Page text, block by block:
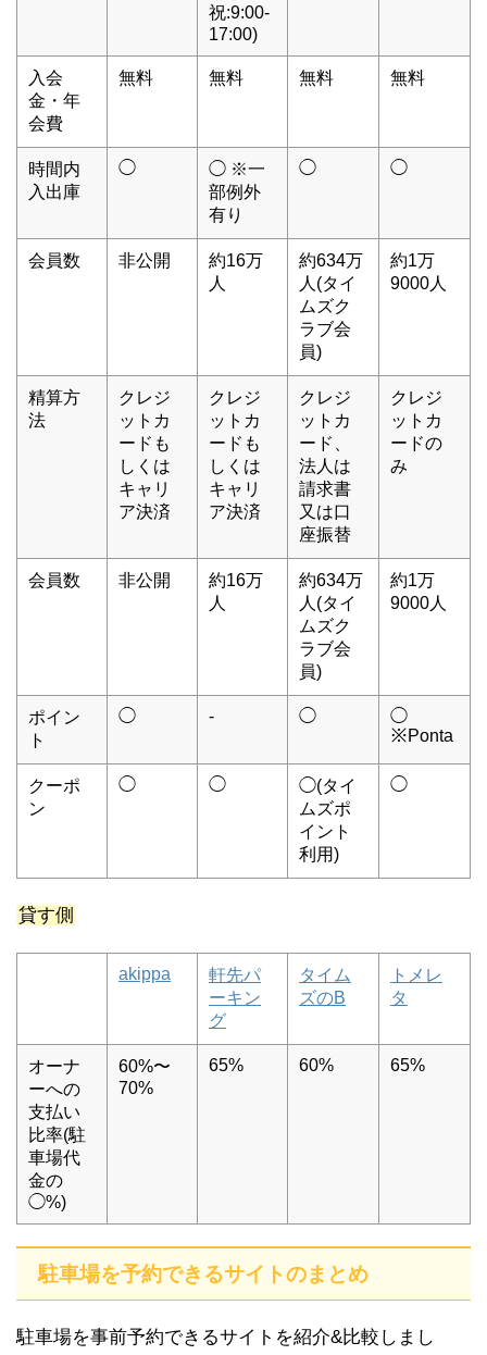
祝:9:00-
17:00)
入会
金・年
会費
無料 無料 無料 無料
時間内
入出庫
◯
◯ ※一
部例外
有り
◯ ◯
会員数 非公開
約16万
人
約634万
人(タイ
ムズク
ラブ会
員)
約1万
9000人
精算方
法
クレジ
ットカ
ードも
しくは
キャリ
ア決済
クレジ
ットカ
ードも
しくは
キャリ
ア決済
クレジ
ットカ
ード、
法人は
請求書
又は口
座振替
クレジ
ットカ
ードの
み
会員数 非公開
約16万
人
約634万
人(タイ
ムズク
ラブ会
員)
約1万
9000人
ポイン
ト
◯ - ◯
◯
※Ponta
クーポ
ン
◯ ◯
◯(タイ
ムズポ
イント
利用)
◯
貸す側
akippa
軒先パ
ーキン
グ
タイム
ズのB
トメレ
タ
オーナ
ーへの
支払い
比率(駐
車場代
金の
◯%)
60%〜
70%
65% 60% 65%
駐車場を予約できるサイトのまとめ
駐車場を事前予約できるサイトを紹介&比較しまし